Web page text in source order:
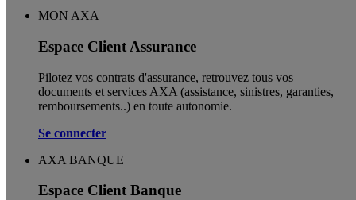
MON AXA
Espace Client Assurance
Pilotez vos contrats d'assurance, retrouvez tous vos
documents et services AXA (assistance, sinistres, garanties,
remboursements..) en toute autonomie. ​
Se connecter
AXA BANQUE
Espace Client Banque